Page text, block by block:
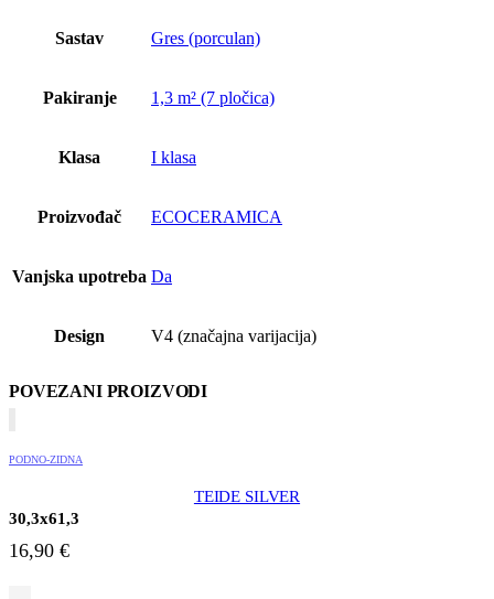
Sastav Gres (porculan)
Pakiranje 1,3 m² (7 pločica)
Klasa I klasa
Proizvođač ECOCERAMICA
Vanjska upotreba Da
Design V4 (značajna varijacija)
POVEZANI PROIZVODI
PODNO-ZIDNA
TEIDE SILVER
30,3x61,3
16,90 €